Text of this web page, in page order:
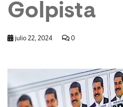
Golpista
julio 22, 2024 0